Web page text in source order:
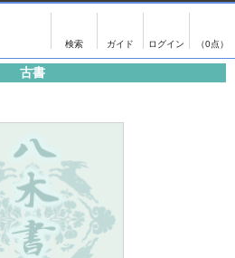
（0点）
古書